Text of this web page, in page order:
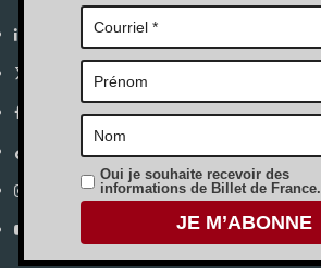
Linkedin
X
Facebook
Tik
Tok
Instagram
YouTube
Oui je souhaite recevoir des
informations de Billet de France.